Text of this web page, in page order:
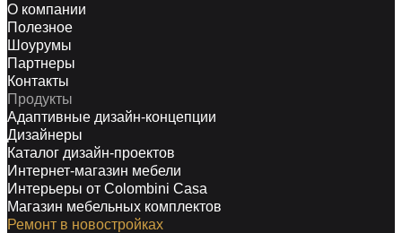
О компании
Полезное
Шоурумы
Партнеры
Контакты
Продукты
Адаптивные дизайн-концепции
Дизайнеры
Каталог дизайн-проектов
Интернет-магазин мебели
Интерьеры от Colombini Casa
Магазин мебельных комплектов
Ремонт в новостройках